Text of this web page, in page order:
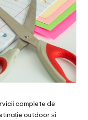
complete de
outdoor și